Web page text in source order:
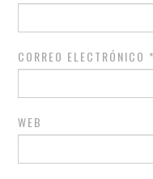
CORREO ELECTRÓNICO *
WEB